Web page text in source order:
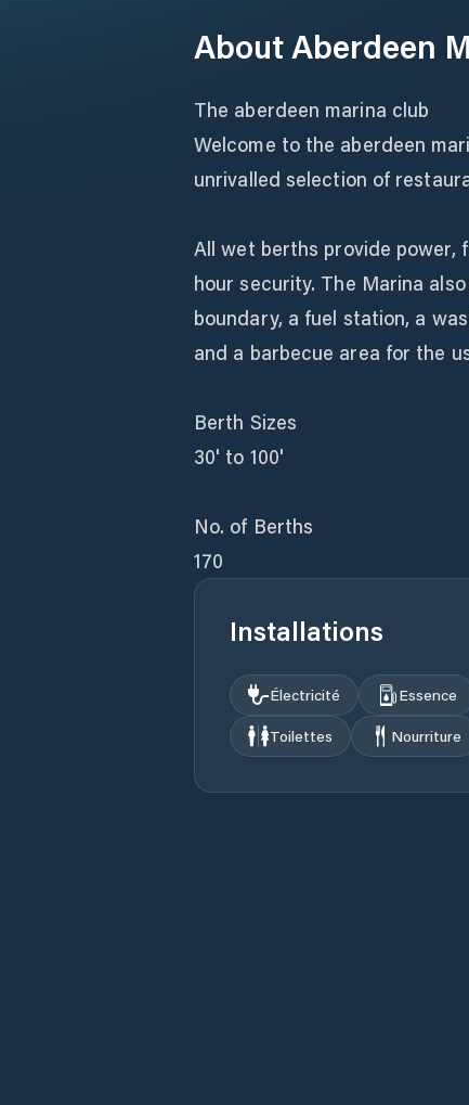
AboutAberdeen
The aberdeen marina club
Welcome to the aberdeen
unrivalled selection of
All wet berths provide power,
hour security. The Marina
boundary, a fuel station, a
and a barbecue area for the
Berth Sizes
30' to 100'
No. of Berths
170
Installations
Électricité Essence
Toilettes
Nourriture